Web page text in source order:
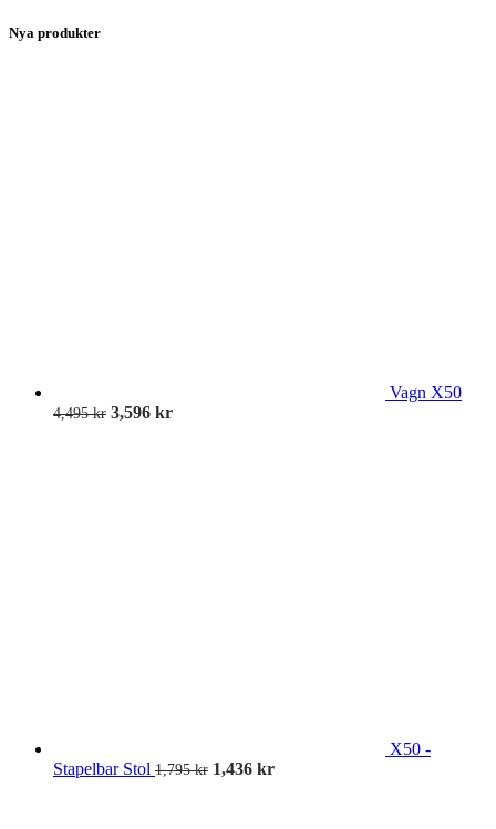
Nya produkter
Vagn X50
4,495kr 3,596 kr
X50 -
Stapelbar Stol 1,795kr 1,436 kr